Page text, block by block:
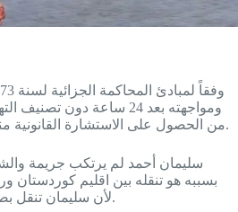
ومواجهته بعد 24 ساعة دون
من الحصول على الاستشارة القانونية منه، سواء قبل أو أثناء التحقيق.
بسببه هو تنقله بين اقليم كوردستان
لأن سليمان تنقل بصورة قانونية”، بحسب نريمان.